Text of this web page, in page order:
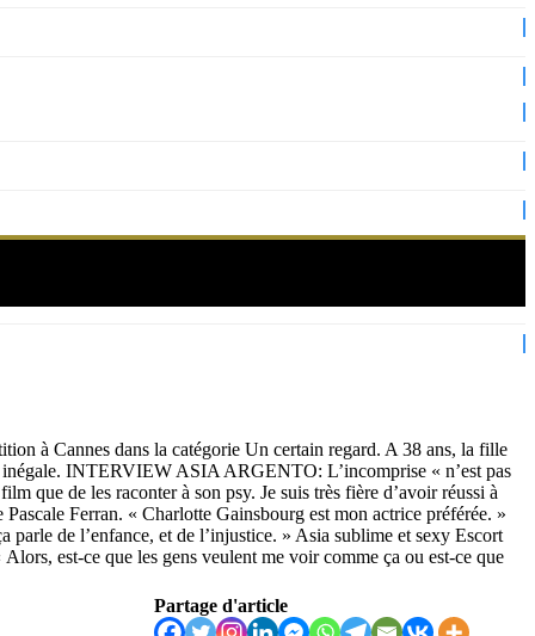
à Cannes dans la catégorie Un certain regard. A 38 ans, la fille
inégale. INTERVIEW ASIA ARGENTO: L’incomprise « n’est pas
que de les raconter à son psy. Je suis très fière d’avoir réussi à
Ferran. « Charlotte Gainsbourg est mon actrice préférée. »
parle de l’enfance, et de l’injustice. » Asia sublime et sexy Escort
est-ce que les gens veulent me voir comme ça ou est-ce que
Partage d'article